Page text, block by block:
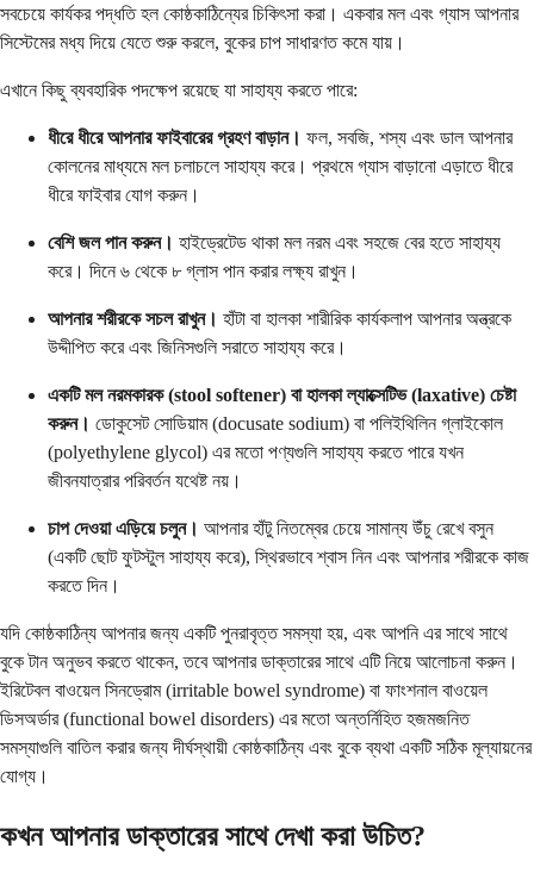
সবচেয়ে কার্যকর পদ্ধতি হল কোষ্ঠকাঠিন্যের চিকিৎসা করা। একবার মল এবং গ্যাস আপনার
সিস্টেমের মধ্য দিয়ে যেতে শুরু করলে, বুকের চাপ সাধারণত কমে যায়।
এখানে কিছু ব্যবহারিক পদক্ষেপ রয়েছে যা সাহায্য করতে পারে:
ধীরে ধীরে আপনার ফাইবারের গ্রহণ বাড়ান। ফল, সবজি, শস্য এবং ডাল আপনার
কোলনের মাধ্যমে মল চলাচলে সাহায্য করে। প্রথমে গ্যাস বাড়ানো এড়াতে ধীরে
ধীরে ফাইবার যোগ করুন।
বেশি জল পান করুন। হাইড্রেটেড থাকা মল নরম এবং সহজে বের হতে সাহায্য
করে। দিনে ৬ থেকে ৮ গ্লাস পান করার লক্ষ্য রাখুন।
আপনার শরীরকে সচল রাখুন। হাঁটা বা হালকা শারীরিক কার্যকলাপ আপনার অন্ত্রকে
উদ্দীপিত করে এবং জিনিসগুলি সরাতে সাহায্য করে।
একটি মল নরমকারক (stool softener) বা হালকা ল্যাক্সেটিভ (laxative) চেষ্টা
করুন। ডোকুসেট সোডিয়াম (docusate sodium) বা পলিইথিলিন গ্লাইকোল
(polyethylene glycol) এর মতো পণ্যগুলি সাহায্য করতে পারে যখন
জীবনযাত্রার পরিবর্তন যথেষ্ট নয়।
চাপ দেওয়া এড়িয়ে চলুন। আপনার হাঁটু নিতম্বের চেয়ে সামান্য উঁচু রেখে বসুন
(একটি ছোট ফুটস্টুল সাহায্য করে), স্থিরভাবে শ্বাস নিন এবং আপনার শরীরকে কাজ
করতে দিন।
যদি কোষ্ঠকাঠিন্য আপনার জন্য একটি পুনরাবৃত্ত সমস্যা হয়, এবং আপনি এর সাথে সাথে
বুকে টান অনুভব করতে থাকেন, তবে আপনার ডাক্তারের সাথে এটি নিয়ে আলোচনা করুন।
ইরিটেবল বাওয়েল সিনড্রোম (irritable bowel syndrome) বা ফাংশনাল বাওয়েল
ডিসঅর্ডার (functional bowel disorders) এর মতো অন্তর্নিহিত হজমজনিত
সমস্যাগুলি বাতিল করার জন্য দীর্ঘস্থায়ী কোষ্ঠকাঠিন্য এবং বুকে ব্যথা একটি সঠিক মূল্যায়নের
যোগ্য।
কখন আপনার ডাক্তারের সাথে দেখা করা উচিত?